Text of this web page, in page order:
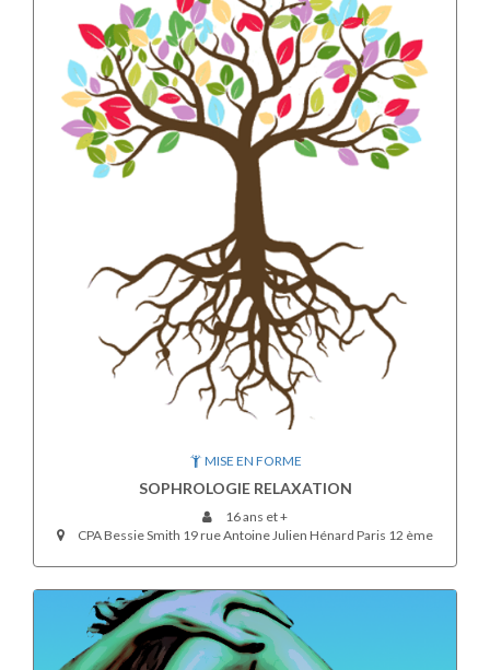
MISE EN FORME
SOPHROLOGIE RELAXATION
16 ans et +
CPA Bessie Smith 19 rue Antoine Julien Hénard Paris 12 ème